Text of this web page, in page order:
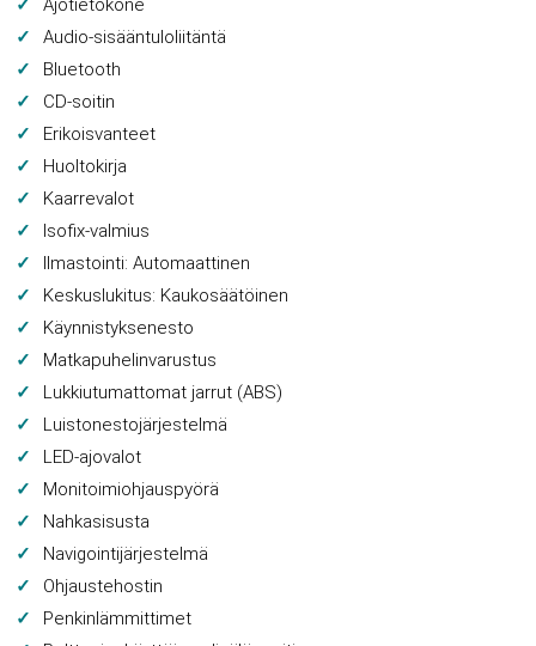
Ajotietokone
Audio-sisääntuloliitäntä
Bluetooth
CD-soitin
Erikoisvanteet
Huoltokirja
Kaarrevalot
Isofix-valmius
Ilmastointi: Automaattinen
Keskuslukitus: Kaukosäätöinen
Käynnistyksenesto
Matkapuhelinvarustus
Lukkiutumattomat jarrut (ABS)
Luistonestojärjestelmä
LED-ajovalot
Monitoimiohjauspyörä
Nahkasisusta
Navigointijärjestelmä
Ohjaustehostin
Penkinlämmittimet